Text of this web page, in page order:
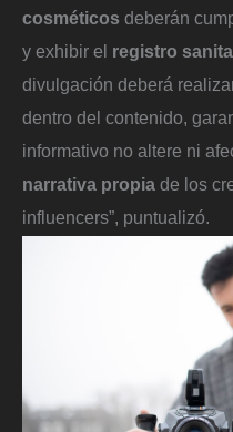
cosméticos deberán
y exhibir el registro
divulgación deberá
dentro del contenido,
informativo no altere ni
narrativa propia de los
influencers”, puntualizó.